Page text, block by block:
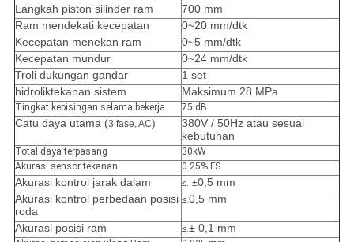
Langkah piston silinder ram
700 mm
Ram mendekati kecepatan
0~20 mm/dtk
Kecepatan menekan ram
0~5 mm/dtk
Kecepatan mundur
0~24 mm/dtk
Troli dukungan gandar
1 set
hidroliktekanan sistem Maksimum 28 MPa
Tingkat kebisingan selama bekerja 75 dB
Catu daya utama (3 fase, AC)
380V / 50Hz atau sesuai
kebutuhan
Total daya terpasang
30kW
Akurasi sensor tekanan
0.25% FS
Akurasi kontrol jarak dalam ≤. ±0,5 mm
Akurasi kontrol perbedaan posisi
roda
≤.0,5 mm
Akurasi posisi ram ≤.± 0,1 mm